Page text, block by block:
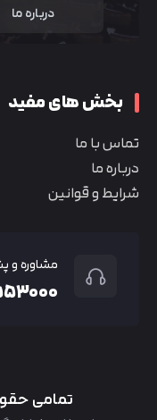
درباره ما
بخش های مفید
تماس با ما
درباره ما
شرایط و قوانین
مشاوره و
تمامی